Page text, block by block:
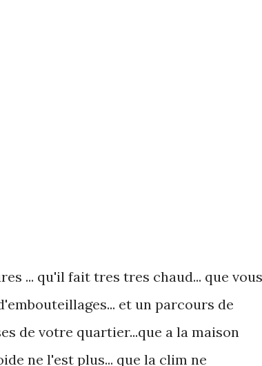
... qu'il fait tres tres chaud... que vous
et un parcours de
de votre quartier...que a la maison
ne l'est plus... que la clim ne